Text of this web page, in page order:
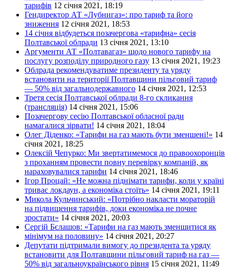
тарифів 12 січня 2021, 18:19
Гендиректор АТ «Лубнигаз»: про тариф та його
зниження 12 січня 2021, 18:53
14 січня відбудеться позачергова «тарифна» сесія
Полтавської облради 13 січня 2021, 13:10
Аргументи АТ «Полтавагаз» щодо нового тарифу на
послугу розподілу природного газу 13 січня 2021, 19:23
Облрада рекомендуватиме президенту та уряду
встановити на території Полтавщини пільговий тариф
— 50% від загальнодержавного 14 січня 2021, 12:53
Третя сесія Полтавської облради 8-го скликання
(трансляція) 14 січня 2021, 15:06
Позачергову сесію Полтавської обласної ради
намагалися зірвати! 14 січня 2021, 18:04
Олег Діденко: «Тарифи на газ мають бути зменшені!» 14
січня 2021, 18:25
Олексій Чепурко: Ми звертатимемося до правоохоронців
з проханням провести повну перевірку компаній, як
нараховувалися тарифи 14 січня 2021, 18:46
Ігор Процай: «Не можна піднімати тарифи, коли у країні
триває локдаун, а економіка стоїть» 14 січня 2021, 19:11
Микола Кульчинський: «Потрібно накласти мораторій
на підвищення тарифів, доки економіка не почне
зростати» 14 січня 2021, 20:03
Сергій Бєлашов: «Тарифи на газ мають зменшитися як
мінімум на половину» 14 січня 2021, 20:27
Депутати підтримали вимогу до президента та уряду
встановити для Полтавщини пільговий тариф на газ —
50% від загальноукраїнського рівня 15 січня 2021, 11:49